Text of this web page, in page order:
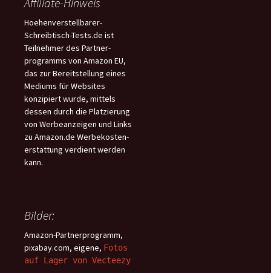
Hoehenverstellbarer-
Schreibtisch-Tests.de ist
Teilnehmer des Partner-
programms von Amazon EU,
das zur Bereitstellung eines
Mediums für Websites
konzipiert wurde, mittels
dessen durch die Platzierung
von Werbeanzeigen und Links
zu Amazon.de Werbekosten-
erstattung verdient werden
kann.
Bilder:
Amazon-Partnerprogramm,
pixabay.com, eigene, Fotos
auf Lager von Vecteezy